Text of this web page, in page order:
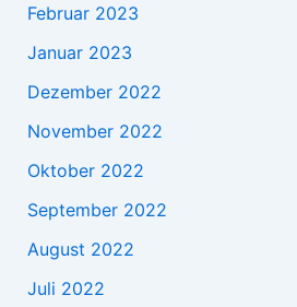
Februar 2023
Januar 2023
Dezember 2022
November 2022
Oktober 2022
September 2022
August 2022
Juli 2022